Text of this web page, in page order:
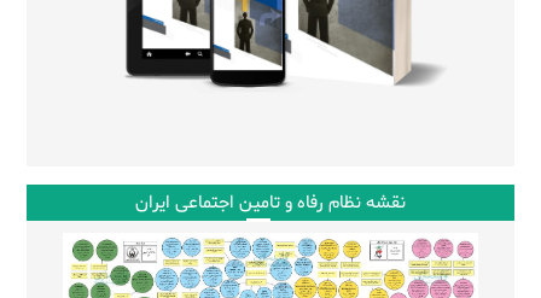
نقشه نظام رفاه و تامین اجتماعی ایران